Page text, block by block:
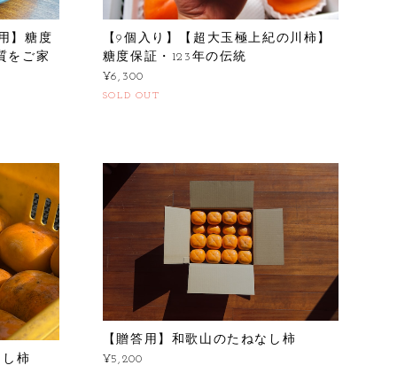
】糖度
をご家
【9個入り】【超大玉極上紀の川柿】
糖度保証・123年の伝統
¥6,300
SOLD OUT
し柿
【贈答用】和歌山のたねなし柿
¥5,200